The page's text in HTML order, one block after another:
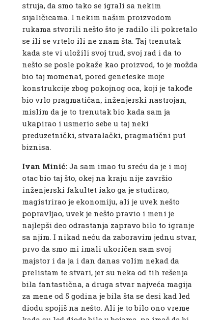
struja, da smo tako se igrali sa nekim
sijaličicama. I nekim našim proizvodom
rukama stvorili nešto što je radilo ili pokretalo
se ili se vrtelo ili ne znam šta. Taj trenutak
kada ste vi uložili svoj trud, svoj rad i da to
nešto se posle pokaže kao proizvod, to je možda
bio taj momenat, pored geneteske moje
konstrukcije zbog pokojnog oca, koji je takođe
bio vrlo pragmatičan, inženjerski nastrojan,
mislim da je to trenutak bio kada sam ja
ukapirao i usmerio sebe u taj neki
preduzetnički, stvaralački, pragmatični put
biznisa.
Ivan Minić:Ja sam imao tu sreću da je i moj
otac bio taj što, okej na kraju nije završio
inženjerski fakultet iako ga je studirao,
magistrirao je ekonomiju, ali je uvek nešto
popravljao, uvek je nešto pravio i meni je
najlepši deo odrastanja zapravo bilo to igranje
sa njim. I nikad neću da zaboravim jednu stvar,
prvo da smo mi imali ukoričen sam svoj
majstor i da ja i dan danas volim nekad da
prelistam te stvari, jer su neka od tih rešenja
bila fantastična, a druga stvar najveća magija
za mene od 5 godina je bila šta se desi kad led
diodu spojiš na nešto. Ali je to bilo ono vreme